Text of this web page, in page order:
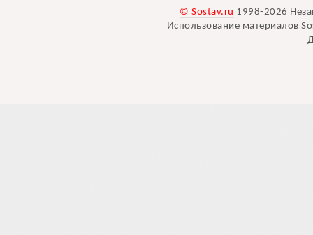
© Sostav.ru 1998-2026
Использование материалов